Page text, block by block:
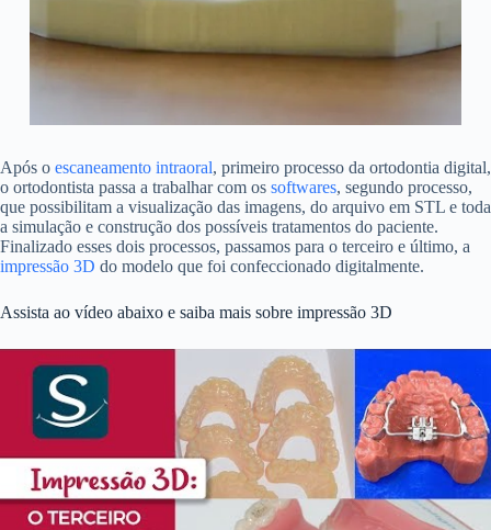
Após o escaneamento intraoral, primeiro processo da ortodontia digital,
o ortodontista passa a trabalhar com os softwares, segundo processo,
que possibilitam a visualização das imagens, do arquivo em STL e toda
a simulação e construção dos possíveis tratamentos do paciente.
Finalizado esses dois processos, passamos para o terceiro e último, a
impressão 3D do modelo que foi confeccionado digitalmente.
Assista ao vídeo abaixo e saiba mais sobre impressão 3D